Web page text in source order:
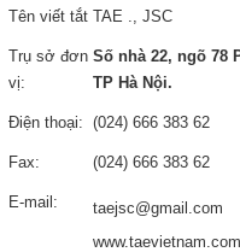
Tên viết tắt TAE ., JSC
Trụ sở đơn
vị:
Số nhà 22, ngõ 78
TP Hà Nội.
Điện thoại: (024) 666 383 62
Fax: (024) 666 383 62
E-mail: taejsc@gmail.com
www.taevietnam.com
TRÊN MẠNG XÃ HỘI
Facebook
Google
Twitter